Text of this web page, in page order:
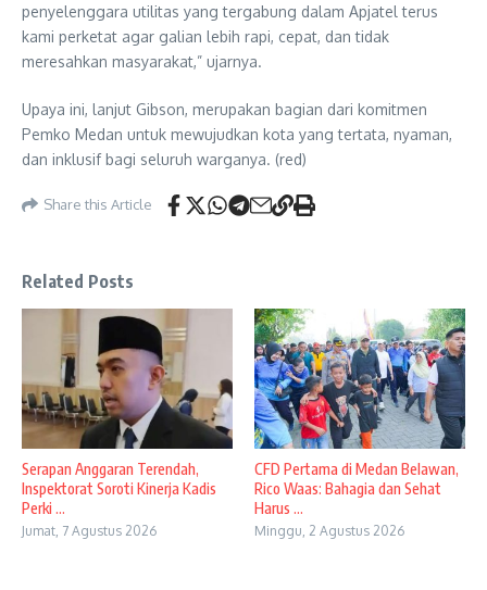
penyelenggara utilitas yang tergabung dalam Apjatel terus
kami perketat agar galian lebih rapi, cepat, dan tidak
meresahkan masyarakat,” ujarnya.
Upaya ini, lanjut Gibson, merupakan bagian dari komitmen
Pemko Medan untuk mewujudkan kota yang tertata, nyaman,
dan inklusif bagi seluruh warganya. (red)
Share this Article
Related Posts
Serapan Anggaran Terendah,
Inspektorat Soroti Kinerja Kadis
Perki ...
Jumat, 7 Agustus 2026
CFD Pertama di Medan Belawan,
Rico Waas: Bahagia dan Sehat
Harus ...
Minggu, 2 Agustus 2026